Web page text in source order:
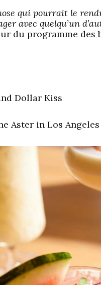
qui pourrait le
avec quelqu’un
du programme des
Dollar Kiss
Aster in Los Angeles